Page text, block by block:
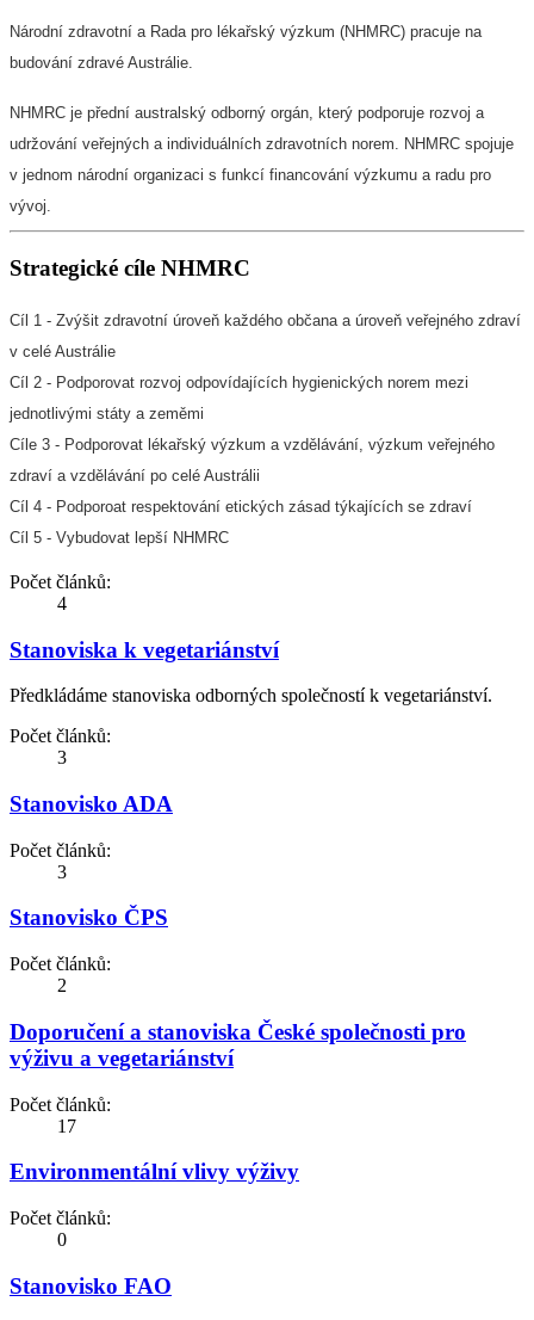
Národní zdravotní a Rada pro lékařský výzkum (NHMRC) pracuje na
budování zdravé Austrálie.
NHMRC je přední australský odborný orgán, který podporuje rozvoj a
udržování veřejných a individuálních zdravotních norem. NHMRC spojuje
v jednom národní organizaci s funkcí financování výzkumu a radu pro
vývoj.
Strategické cíle NHMRC
Cíl 1 - Zvýšit zdravotní úroveň každého občana a úroveň veřejného zdraví
v celé Austrálie
Cíl 2 - Podporovat rozvoj odpovídajících hygienických norem mezi
jednotlivými státy a zeměmi
Cíle 3 - Podporovat lékařský výzkum a vzdělávání, výzkum veřejného
zdraví a vzdělávání po celé Austrálii
Cíl 4 - Podporoat respektování etických zásad týkajících se zdraví
Cíl 5 - Vybudovat lepší NHMRC
Počet článků:
4
Stanoviska k vegetariánství
Předkládáme stanoviska odborných společností k vegetariánství.
Počet článků:
3
Stanovisko ADA
Počet článků:
3
Stanovisko ČPS
Počet článků:
2
Doporučení a stanoviska České společnosti pro
výživu a vegetariánství
Počet článků:
17
Environmentální vlivy výživy
Počet článků:
0
Stanovisko FAO